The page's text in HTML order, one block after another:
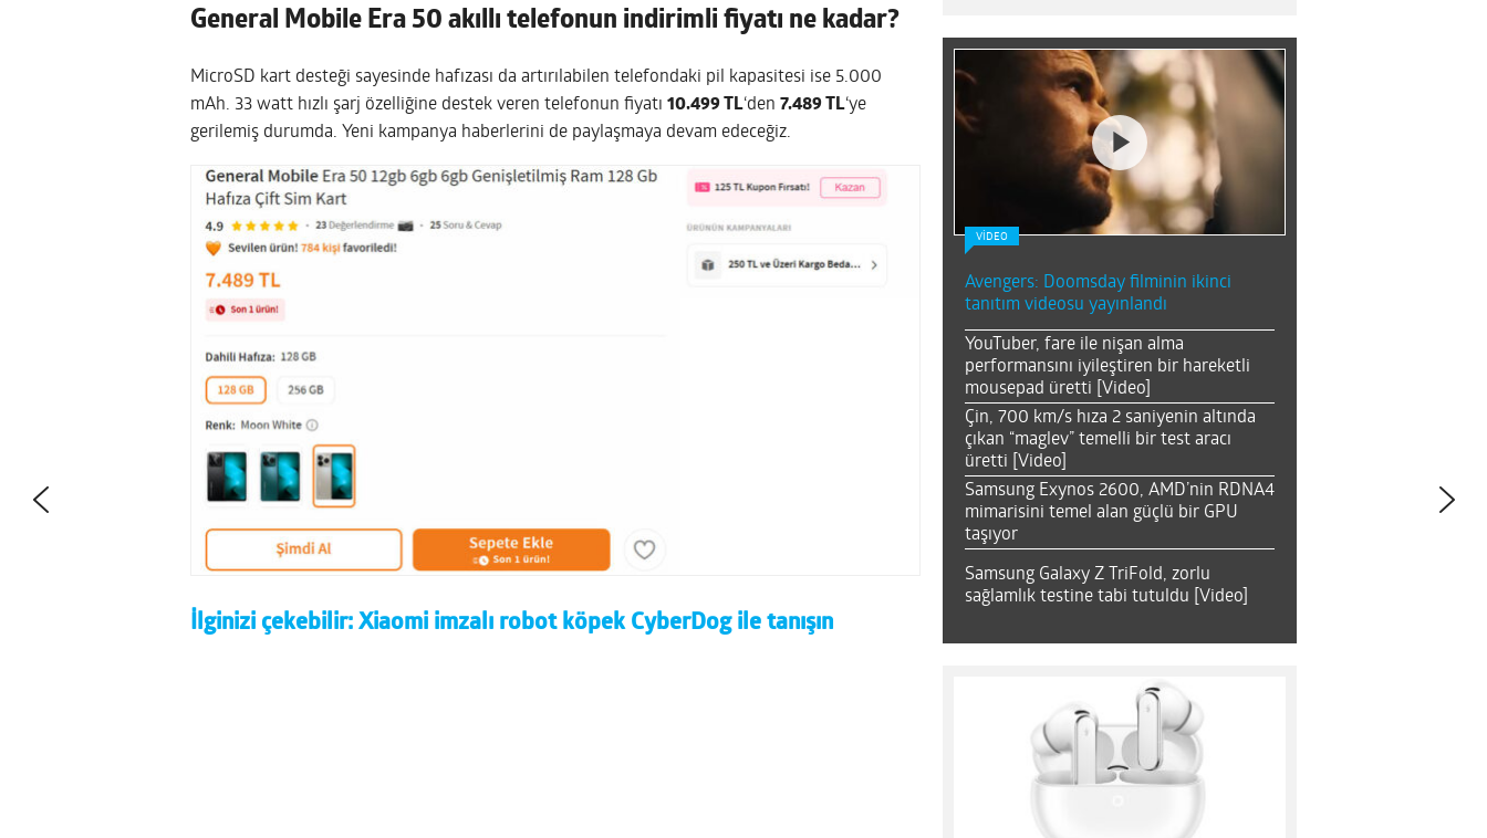
General Mobile Era 50 akıllı telefonun indirimli fiyatı ne kadar?
MicroSD kart desteği sayesinde hafızası da artırılabilen telefondaki pil kapasitesi ise 5.000
mAh. 33 watt hızlı şarj özelliğine destek veren telefonun fiyatı 10.499 TL‘den 7.489 TL‘ye
gerilemiş durumda. Yeni kampanya haberlerini de paylaşmaya devam edeceğiz.
İlginizi çekebilir: Xiaomi imzalı robot köpek CyberDog ile tanışın
VİDEO
Avengers: Doomsday filminin ikinci
tanıtım videosu yayınlandı
YouTuber, fare ile nişan alma
performansını iyileştiren bir hareketli
mousepad üretti [Video]
Çin, 700 km/s hıza 2 saniyenin altında
çıkan “maglev” temelli bir test aracı
üretti [Video]
Samsung Exynos 2600, AMD’nin RDNA4
mimarisini temel alan güçlü bir GPU
taşıyor
Samsung Galaxy Z TriFold, zorlu
sağlamlık testine tabi tutuldu [Video]